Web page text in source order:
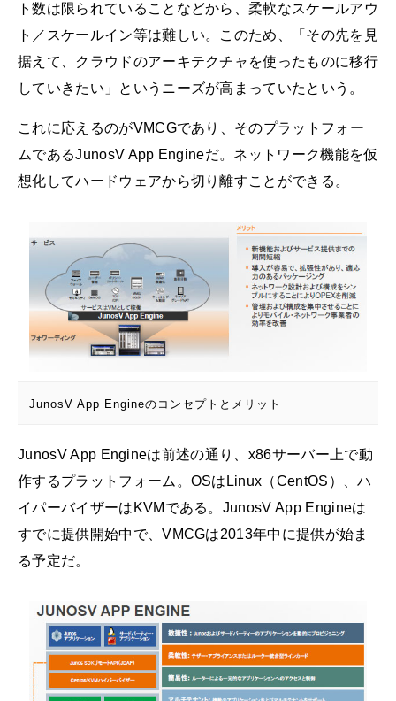
ト数は限られていることなどから、柔軟なスケールアウ
ト／スケールイン等は難しい。このため、「その先を見
据えて、クラウドのアーキテクチャを使ったものに移行
していきたい」というニーズが高まっていたという。
これに応えるのがVMCGであり、そのプラットフォー
ムであるJunosV App Engineだ。ネットワーク機能を仮
想化してハードウェアから切り離すことができる。
JunosV App Engineのコンセプトとメリット
JunosV App Engineは前述の通り、x86サーバー上で動
作するプラットフォーム。OSはLinux（CentOS）、ハ
イパーバイザーはKVMである。JunosV App Engineは
すでに提供開始中で、VMCGは2013年中に提供が始ま
る予定だ。